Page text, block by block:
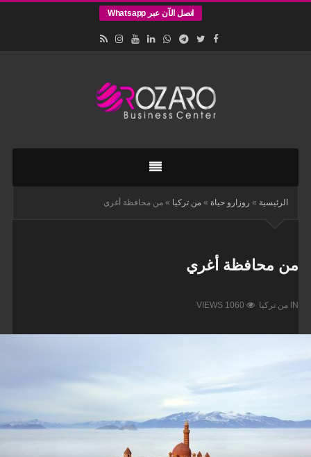
اتصل الآن عبر Whatsapp
وتأسيس
في
اسطنبول
الرئيسية » روزارو حياة » من تركيا » من محافظة أغري
من محافظة أغري
IN من تركيا